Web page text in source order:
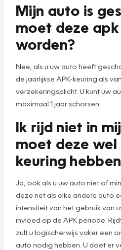
Mijn auto is
moet deze
worden?
Nee, als u uw auto heeft
de jaarlijkse APK-keuring als
verzekeringsplicht. U kunt uw
maximaal 1 jaar schorsen.
Ik rijd niet in
moet deze wel
keuring
Ja, ook als u uw auto niet of
deze net als elke andere auto
intensiteit van het gebruik van
invloed op de APK periode.
zult u logischerwijs vaker een
auto nodig hebben. U doet er